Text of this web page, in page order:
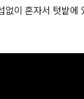
없이 혼자서 텃밭에